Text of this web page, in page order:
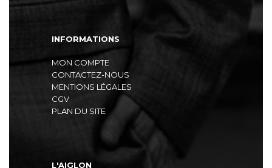
INFORMATIONS
MON COMPTE
CONTACTEZ-NOUS
MENTIONS LÉGALES
CGV
PLAN DU SITE
L'AIGLON